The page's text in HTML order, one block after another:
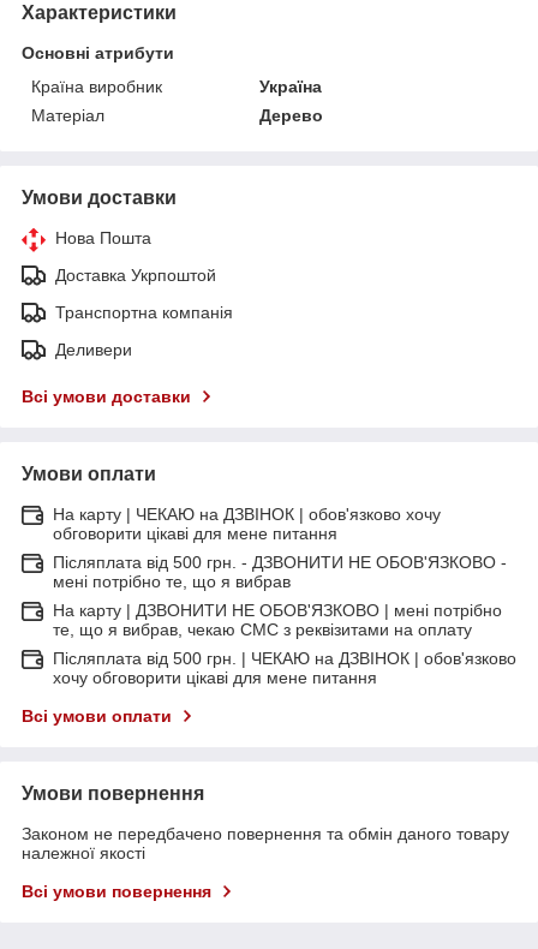
Характеристики
Основні атрибути
Країна виробник
Україна
Матеріал
Дерево
Умови доставки
Нова Пошта
Доставка Укрпоштой
Транспортна компанія
Деливери
Всі умови доставки
Умови оплати
На карту | ЧЕКАЮ на ДЗВІНОК | обов'язково хочу
обговорити цікаві для мене питання
Післяплата від 500 грн. - ДЗВОНИТИ НЕ ОБОВ'ЯЗКОВО -
мені потрібно те, що я вибрав
На карту | ДЗВОНИТИ НЕ ОБОВ'ЯЗКОВО | мені потрібно
те, що я вибрав, чекаю СМС з реквізитами на оплату
Післяплата від 500 грн. | ЧЕКАЮ на ДЗВІНОК | обов'язково
хочу обговорити цікаві для мене питання
Всі умови оплати
Умови повернення
Законом не передбачено повернення та обмін даного товару
належної якості
Всі умови повернення